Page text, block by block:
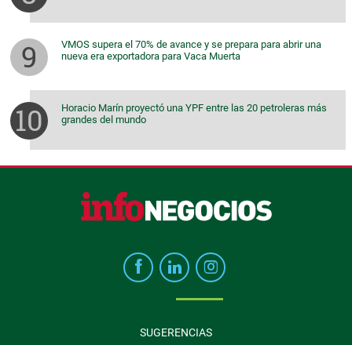
VMOS supera el 70% de avance y se prepara para abrir una
nueva era exportadora para Vaca Muerta
Horacio Marín proyectó una YPF entre las 20 petroleras más
grandes del mundo
SUGERENCIAS